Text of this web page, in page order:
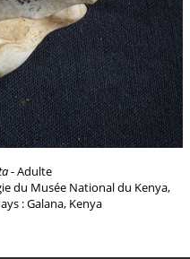
- Adulte
du Musée National du Kenya,
: Galana, Kenya